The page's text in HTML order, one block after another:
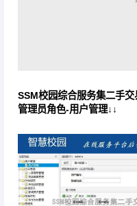
SSM校园综合服务集二手
管理员角色-用户管理↓↓